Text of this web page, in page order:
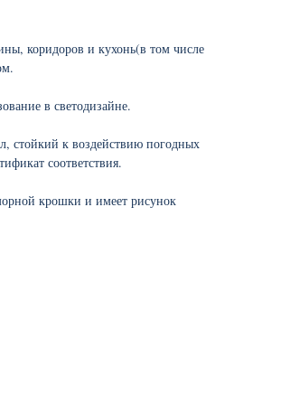
коридоров и кухонь(в том числе
в светодизайне.
стойкий к воздействию погодных
соответствия.
крошки и имеет рисунок